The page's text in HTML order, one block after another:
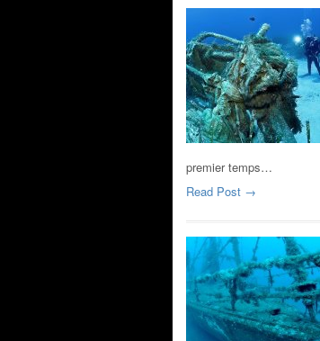
premier temps…
Read Post →